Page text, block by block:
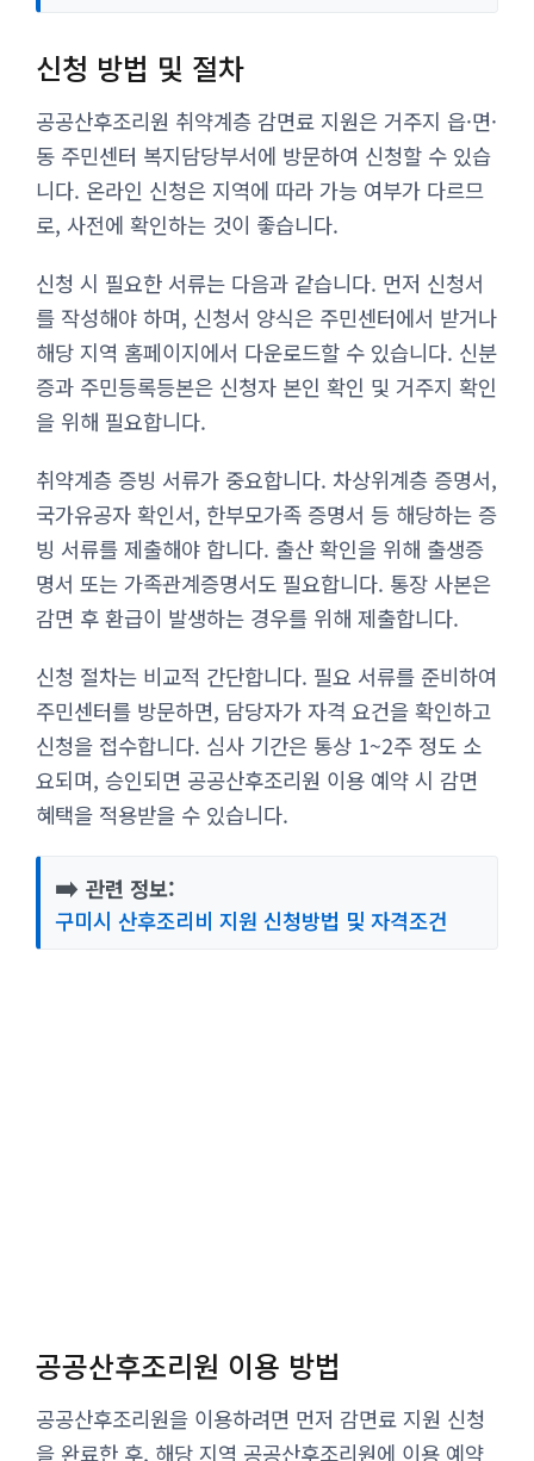
신청 방법 및 절차
공공산후조리원 취약계층 감면료 지원은 거주지 읍·면·
동 주민센터 복지담당부서에 방문하여 신청할 수 있습
니다. 온라인 신청은 지역에 따라 가능 여부가 다르므
로, 사전에 확인하는 것이 좋습니다.
신청 시 필요한 서류는 다음과 같습니다. 먼저 신청서
를 작성해야 하며, 신청서 양식은 주민센터에서 받거나
해당 지역 홈페이지에서 다운로드할 수 있습니다. 신분
증과 주민등록등본은 신청자 본인 확인 및 거주지 확인
을 위해 필요합니다.
취약계층 증빙 서류가 중요합니다. 차상위계층 증명서,
국가유공자 확인서, 한부모가족 증명서 등 해당하는 증
빙 서류를 제출해야 합니다. 출산 확인을 위해 출생증
명서 또는 가족관계증명서도 필요합니다. 통장 사본은
감면 후 환급이 발생하는 경우를 위해 제출합니다.
신청 절차는 비교적 간단합니다. 필요 서류를 준비하여
주민센터를 방문하면, 담당자가 자격 요건을 확인하고
신청을 접수합니다. 심사 기간은 통상 1~2주 정도 소
요되며, 승인되면 공공산후조리원 이용 예약 시 감면
혜택을 적용받을 수 있습니다.
➡️ 관련 정보:
구미시 산후조리비 지원 신청방법 및 자격조건
공공산후조리원 이용 방법
공공산후조리원을 이용하려면 먼저 감면료 지원 신청
을 완료한 후, 해당 지역 공공산후조리원에 이용 예약